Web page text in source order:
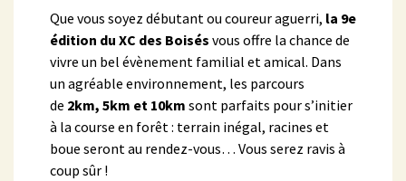
Que vous soyez débutant ou coureur aguerri, la 9e
édition du XC des Boisés vous offre la chance de
vivre un bel évènement familial et amical. Dans
un agréable environnement, les parcours
de 2km, 5km et 10km sont parfaits pour s’initier
à la course en forêt : terrain inégal, racines et
boue seront au rendez-vous… Vous serez ravis à
coup sûr !